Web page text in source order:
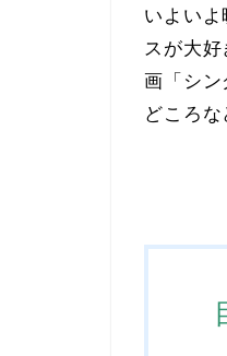
いよい
スが大
画「シン
どころな